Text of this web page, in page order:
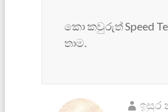
කො කවුරුත් Speed
තාම.
ඉසුර